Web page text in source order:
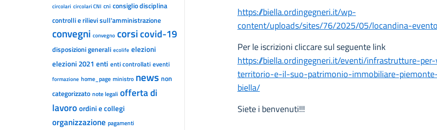
circolari circolari CNI cni consiglio disciplina
controlli e rilievi sull'amministrazione
convegni convegno corsicovid-19
disposizioni generali ecolife elezioni
elezioni 2021 enti enti controllati eventi
formazione home_page ministro news non
categorizzato note legali offerta di
lavoroordini e collegi
organizzazione pagamenti
https://biella.ordingegneri.it/wp-
content/uploads/sites/76/2025/05/locandina-
Per le iscrizioni cliccare sul seguente link
https://biella.ordingegneri.it/eventi/infrastrutture-
territorio-e-il-suo-patrimonio-immobiliare-
biella/
Siete i benvenuti!!!